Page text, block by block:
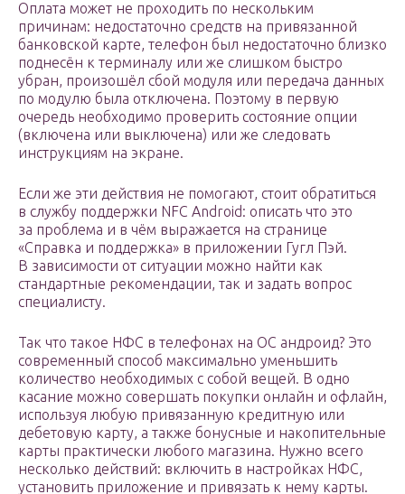
Оплата может не проходить по нескольким
причинам: недостаточно средств на привязанной
банковской карте, телефон был недостаточно близко
поднесён к терминалу или же слишком быстро
убран, произошёл сбой модуля или передача данных
по модулю была отключена. Поэтому в первую
очередь необходимо проверить состояние опции
(включена или выключена) или же следовать
инструкциям на экране.
Если же эти действия не помогают, стоит обратиться
в службу поддержки NFC Android: описать что это
за проблема и в чём выражается на странице
«Справка и поддержка» в приложении Гугл Пэй.
В зависимости от ситуации можно найти как
стандартные рекомендации, так и задать вопрос
специалисту.
Так что такое НФС в телефонах на ОС андроид? Это
современный способ максимально уменьшить
количество необходимых с собой вещей. В одно
касание можно совершать покупки онлайн и офлайн,
используя любую привязанную кредитную или
дебетовую карту, а также бонусные и накопительные
карты практически любого магазина. Нужно всего
несколько действий: включить в настройках НФС,
установить приложение и привязать к нему карты.